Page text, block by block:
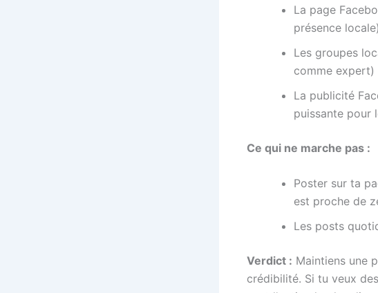
La page
présence locale)
Les groupes
comme expert)
La publicité
puissante pour
Ce qui ne marche pas :
Poster sur ta
est proche de
Les posts
Verdict : Maintiens une
crédibilité. Si tu veux